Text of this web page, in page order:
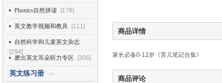
Phonics自然拼读 [178]
英文教学视频和教具 [111]
自然科学和儿童英文杂志
[294]
磨出英文耳朵听力专区
[306]
英文练习册 >>
商品详情
家长必备0-12岁《育儿笔记合集》
商品评论